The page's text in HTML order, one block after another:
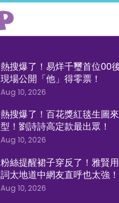
熱搜爆了！易烊千璽首位00
現場公開「他」得零票！
Aug 10, 2026
熱搜爆了！百花獎紅毯生圖
型！劉詩詩高定款最出眾！
Aug 10, 2026
粉絲提醒裙子穿反了！雅賢
詞太地道中網友直呼也太強！
Aug 10, 2026